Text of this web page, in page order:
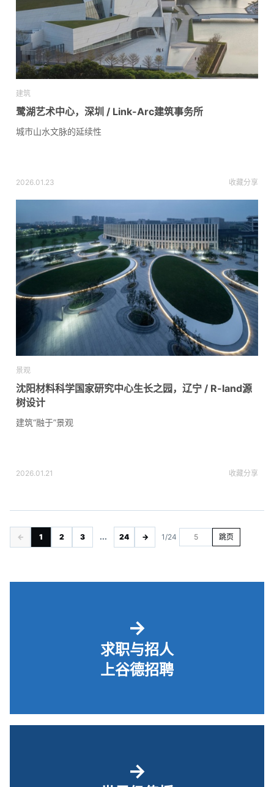
建筑
鹭湖艺术中心，深圳 / Link-Arc建筑事务所
城市山水文脉的延续性
2026.01.23 收藏分享
景观
沈阳材料科学国家研究中心生长之园，辽宁 / R-land源
树设计
建筑“融于”景观
2026.01.21 收藏分享
← 1 2 3 ... 24 → 1/24 跳页
→
求职与招人
上谷德招聘
→